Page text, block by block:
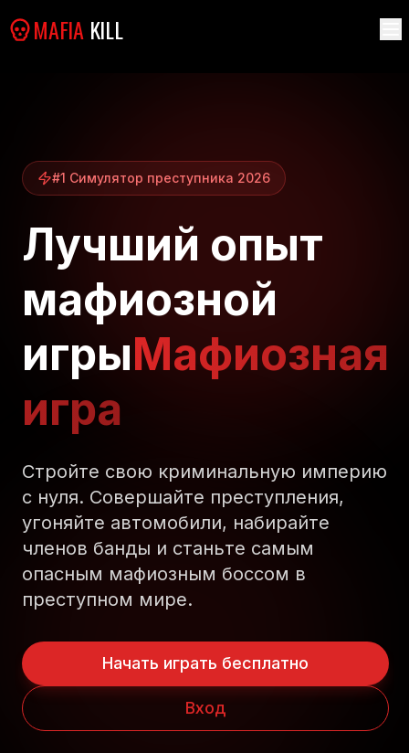
MAFIA KILL
#1 Симулятор преступника 2026
Лучший опыт
мафиозной
игрыМафиозная
игра
Стройте свою криминальную империю
с нуля. Совершайте преступления,
угоняйте автомобили, набирайте
членов банды и станьте самым
опасным мафиозным боссом в
преступном мире.
Начать играть бесплатно
Вход